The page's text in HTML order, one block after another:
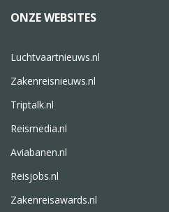
ONZE WEBSITES
Luchtvaartnieuws.nl
Zakenreisnieuws.nl
Triptalk.nl
Reismedia.nl
Aviabanen.nl
Reisjobs.nl
Zakenreisawards.nl